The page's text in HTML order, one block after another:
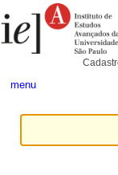
para
conteúdo.
Pessoais
menu